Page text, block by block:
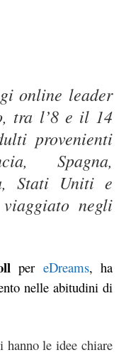
online leader
tra l’8 e il 14
provenienti
Spagna,
Stati Uniti e
negli
per eDreams, ha
nelle abitudini di
le idee chiare